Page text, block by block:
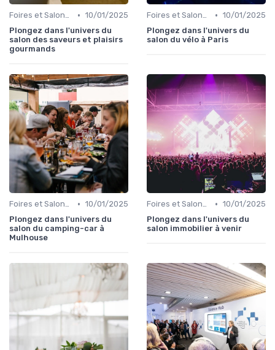
Foires et Salons Grand Public • 10/01/2025
Plongez dans l'univers du
salon des saveurs et plaisirs
gourmands
Foires et Salons Grand Public • 10/01/2025
Plongez dans l'univers du
salon du vélo à Paris
Foires et Salons Grand Public • 10/01/2025
Plongez dans l'univers du
salon du camping-car à
Mulhouse
Foires et Salons Grand Public • 10/01/2025
Plongez dans l'univers du
salon immobilier à venir